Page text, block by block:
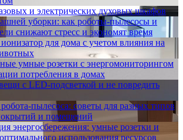
и электрических духовых шкафов
уборки: как роботы-пылесосы и
снижают стресс и экономят время
для дома с учетом влияния на
умные розетки с энергомониторингом
потребления в домах
с LED-подсветкой и не повредить
пылесоса: советы для разных типов
и помещений
энергосбережения: умные розетки и
использования ресурсов